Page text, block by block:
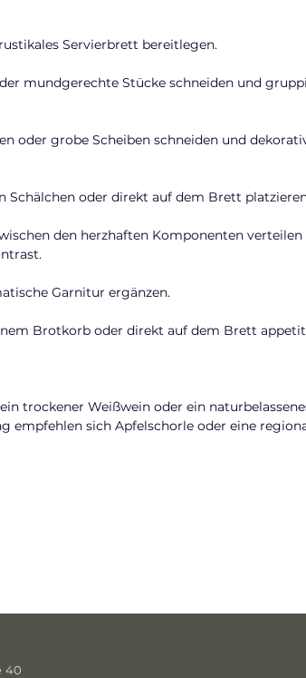
Servierbrett bereitlegen.
mundgerechte Stücke schneiden und
oder grobe Scheiben schneiden und
Schälchen oder direkt auf dem Brett
den herzhaften Komponenten verteilen
Garnitur ergänzen.
Brotkorb oder direkt auf dem Brett
trockener Weißwein oder ein
empfehlen sich Apfelschorle oder eine
40